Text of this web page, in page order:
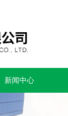
新闻中心